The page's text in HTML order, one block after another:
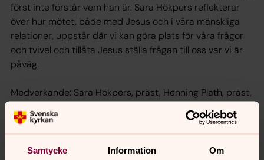
Samtycke Information Om
först inte förstår vem han är. Sara Hökpers reflekterar
över hur mötet, både med Jesus och i våra mänskliga
relationer, uppstår där vi kan göra plats för våra frågor
och tvivel och tillåta Jesus ställa frågan till oss var vi är
påväg.
Medverkande: Sara Hökpers, präst, Henning Plath, präst,